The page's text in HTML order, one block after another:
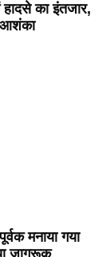
का इंतजार,
आशंका
मनाया गया